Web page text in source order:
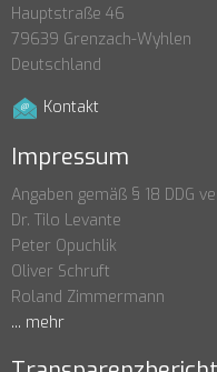
Hauptstraße 46
79639 Grenzach-Wyhlen
Deutschland
Kontakt
Impressum
Angaben gemäß § 18 DDG
Dr. Tilo Levante
Peter Opuchlik
Oliver Schruft
Roland Zimmermann
... mehr